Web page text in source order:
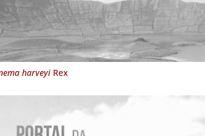
harveyiRex